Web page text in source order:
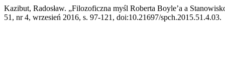
Kazibut, Radosław. „Filozoficzna myśl Roberta Boyle’a a
51, nr 4, wrzesień 2016, s. 97-121, doi:10.21697/spch.2015.51.4.03.